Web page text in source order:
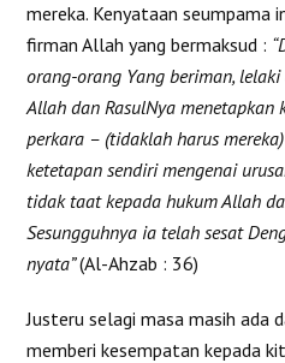
mereka. Kenyataan seumpama
firman Allah yang bermaksud :
orang-orang Yang beriman,
Allah dan RasulNya menetapkan
perkara – (tidaklah harus
ketetapan sendiri mengenai
tidak taat kepada hukum Allah
Sesungguhnya ia telah sesat
nyata”(Al-Ahzab : 36)
Justeru selagi masa masih ada
memberi kesempatan kepada